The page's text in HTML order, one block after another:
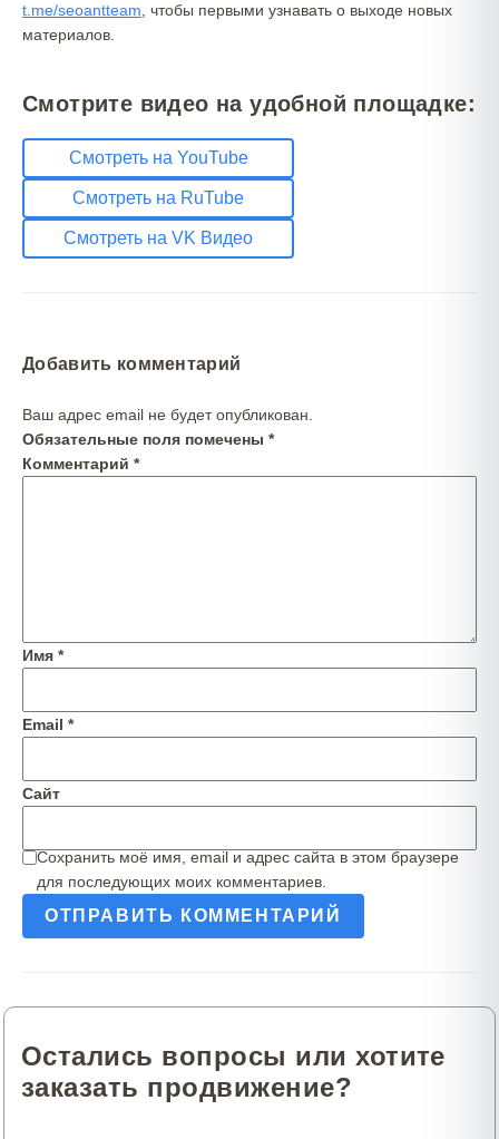
t.me/seoantteam , чтобы первыми узнавать о выходе новых
материалов.
Смотрите видео на удобной площадке:
Смотреть на YouTube
Смотреть на RuTube
Смотреть на VK Видео
Добавить комментарий
Ваш адрес email не будет опубликован.
Обязательные поля помечены *
Комментарий *
Имя *
Email *
Сайт
Сохранить моё имя, email и адрес сайта в этом браузере
для последующих моих комментариев.
Остались вопросы или хотите
заказать продвижение?